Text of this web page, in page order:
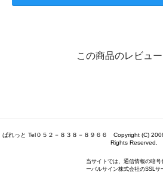
この商品のレビュ
ぱれっと Tel０５２－８３８－８９６６ Copyright (C)
Rights Reserved.
当サイトでは、通信情報の暗
ーバルサイン株式会社のSSLサ